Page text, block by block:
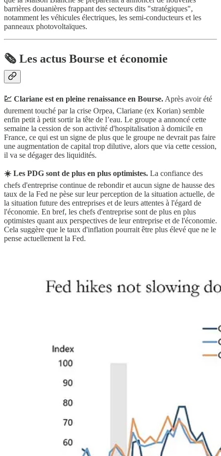
barrières douanières frappant des secteurs dits "stratégiques",
notamment les véhicules électriques, les semi-conducteurs et les
panneaux photovoltaïques.
🗞️ Les actus Bourse et économie
💹 Clariane est en pleine renaissance en Bourse. Après avoir été
durement touché par la crise Orpea, Clariane (ex Korian) semble
enfin petit à petit sortir la tête de l’eau. Le groupe a annoncé cette
semaine la cession de son activité d'hospitalisation à domicile en
France, ce qui est un signe de plus que le groupe ne devrait pas faire
une augmentation de capital trop dilutive, alors que via cette cession,
il va se dégager des liquidités.
☀️ Les PDG sont de plus en plus optimistes. La confiance des
chefs d'entreprise continue de rebondir et aucun signe de hausse des
taux de la Fed ne pèse sur leur perception de la situation actuelle, de
la situation future des entreprises et de leurs attentes à l'égard de
l'économie. En bref, les chefs d'entreprise sont de plus en plus
optimistes quant aux perspectives de leur entreprise et de l'économie.
Cela suggère que le taux d'inflation pourrait être plus élevé que ne le
pense actuellement la Fed.